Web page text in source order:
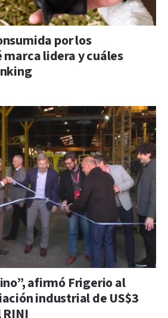
por los
lidera y cuáles
afirmó Frigerio al
industrial de US$3